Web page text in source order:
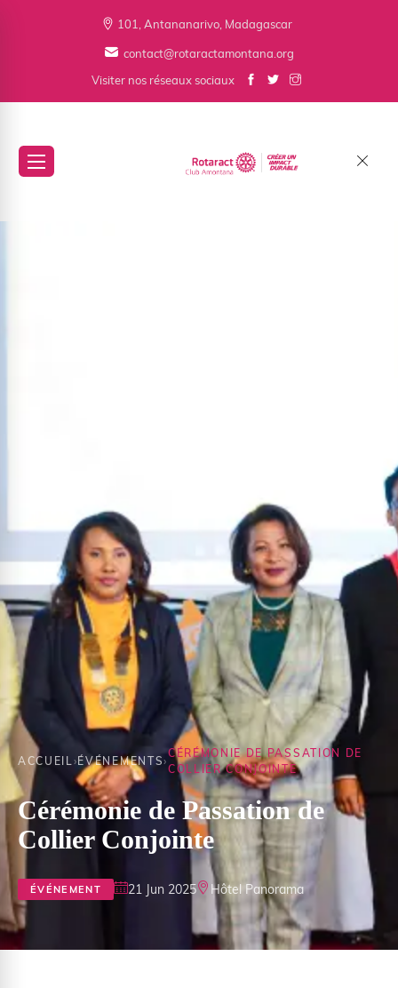
101, Antananarivo, Madagascar
contact@rotaractamontana.org
Visiter nos réseaux sociaux
ACCUEIL› ÉVÉNEMENTS›
CÉRÉMONIE DE PASSATION DE
COLLIER CONJOINTE
Cérémonie de Passation de
Collier Conjointe
ÉVÉNEMENT 21 Jun 2025 Hôtel Panorama